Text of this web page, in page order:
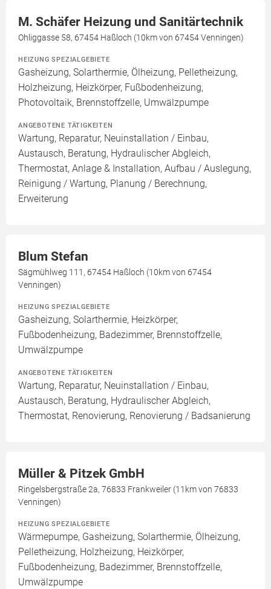
M. Schäfer Heizung und Sanitärtechnik
Ohliggasse 58, 67454 Haßloch (10km von 67454 Venningen)
HEIZUNG SPEZIALGEBIETE
Gasheizung, Solarthermie, Ölheizung, Pelletheizung,
Holzheizung, Heizkörper, Fußbodenheizung,
Photovoltaik, Brennstoffzelle, Umwälzpumpe
ANGEBOTENE TÄTIGKEITEN
Wartung, Reparatur, Neuinstallation / Einbau,
Austausch, Beratung, Hydraulischer Abgleich,
Thermostat, Anlage & Installation, Aufbau / Auslegung,
Reinigung / Wartung, Planung / Berechnung,
Erweiterung
Blum Stefan
Sägmühlweg 111, 67454 Haßloch (10km von 67454
Venningen)
HEIZUNG SPEZIALGEBIETE
Gasheizung, Solarthermie, Heizkörper,
Fußbodenheizung, Badezimmer, Brennstoffzelle,
Umwälzpumpe
ANGEBOTENE TÄTIGKEITEN
Wartung, Reparatur, Neuinstallation / Einbau,
Austausch, Beratung, Hydraulischer Abgleich,
Thermostat, Renovierung, Renovierung / Badsanierung
Müller & Pitzek GmbH
Ringelsbergstraße 2a, 76833 Frankweiler (11km von 76833
Venningen)
HEIZUNG SPEZIALGEBIETE
Wärmepumpe, Gasheizung, Solarthermie, Ölheizung,
Pelletheizung, Holzheizung, Heizkörper,
Fußbodenheizung, Badezimmer, Brennstoffzelle,
Umwälzpumpe